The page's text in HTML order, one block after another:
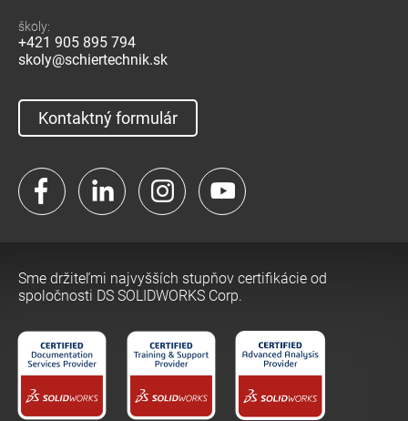
školy:
+421 905 895 794
skoly@schiertechnik.sk
Kontaktný formulár
FacebookLinkedIn Instagram
Sme držiteľmi najvyšších stupňov certifikácie od
spoločnosti DS SOLIDWORKS Corp.